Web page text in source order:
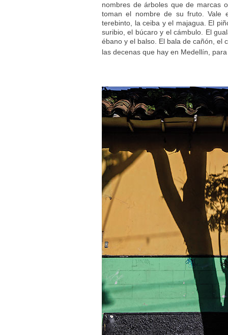
nombres de árboles que de marcas
toman el nombre de su fruto. Vale
terebinto, la ceiba y el majagua. El
suribio, el búcaro y el cámbulo. El
ébano y el balso. El bala de cañón, el
las decenas que hay en Medellín,